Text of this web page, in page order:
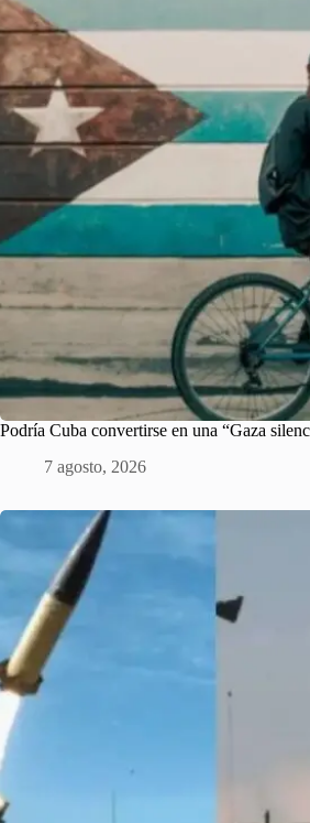
Podría Cuba convertirse en una “Gaza
7 agosto, 2026